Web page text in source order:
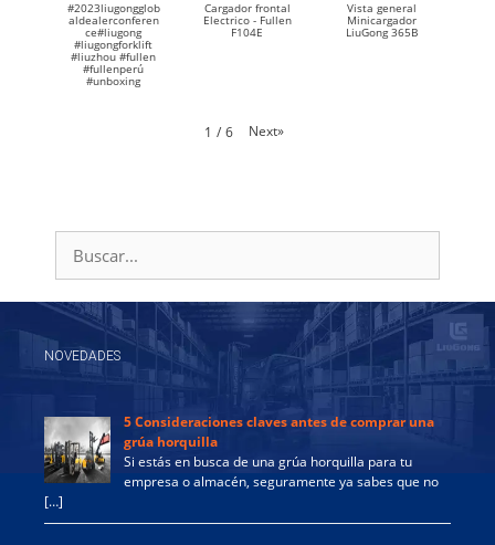
#2023liugongglob
aldealerconferen
ce#liugong
#liugongforklift
#liuzhou #fullen
#fullenperú
#unboxing
Cargador frontal
Electrico - Fullen
F104E
Vista general
Minicargador
LiuGong 365B
1 / 6 Next»
NOVEDADES
5 Consideraciones claves antes de comprar una
grúa horquilla
Si estás en busca de una grúa horquilla para tu
empresa o almacén, seguramente ya sabes que no
[…]